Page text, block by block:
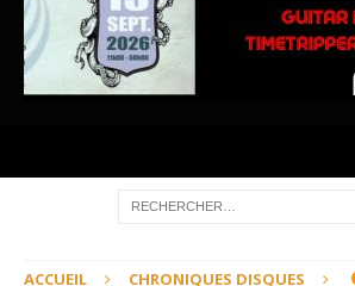
ACCUEIL CHRONIQUES DISQUES